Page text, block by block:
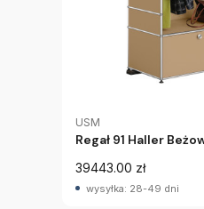
USM
Regał 91 Haller
39443.00 zł
wysyłka: 28-49 dni